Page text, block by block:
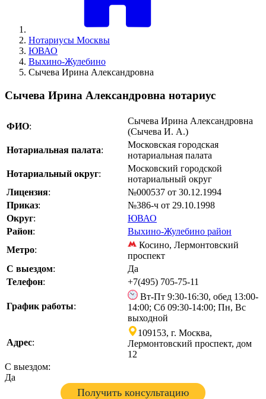
Нотариусы Москвы
ЮВАО
Выхино-Жулебино
Сычева Ирина Александровна
Сычева Ирина Александровна нотариус
ФИО:
Сычева Ирина Александровна
(Сычева И. А.)
Нотариальная палата:
Московская городская
нотариальная палата
Нотариальный округ:
Московский городской
нотариальный округ
Лицензия:
№000537 от 30.12.1994
Приказ:
№386-ч от 29.10.1998
Округ:
ЮВАО
Район:
Выхино-Жулебино район
Метро:
Косино, Лермонтовский
проспект
С выездом:
Да
Телефон: +7(495) 705-75-11
График работы:
Вт-Пт 9:30-16:30, обед 13:00-
14:00; Сб 09:30-14:00; Пн, Вс
выходной
Адрес:
109153, г. Москва,
Лермонтовский проспект, дом
12
С выездом:
Да
Получить консультацию